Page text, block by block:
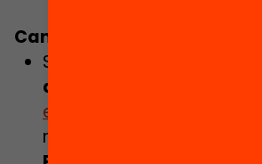
Candidatures:
Si us plau,
actualitzat
equip@suporteducatiu.org
referència